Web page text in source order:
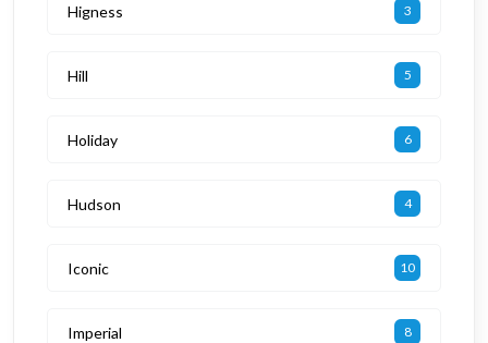
Higness 3
Hill 5
Holiday 6
Hudson 4
Iconic 10
Imperial 8